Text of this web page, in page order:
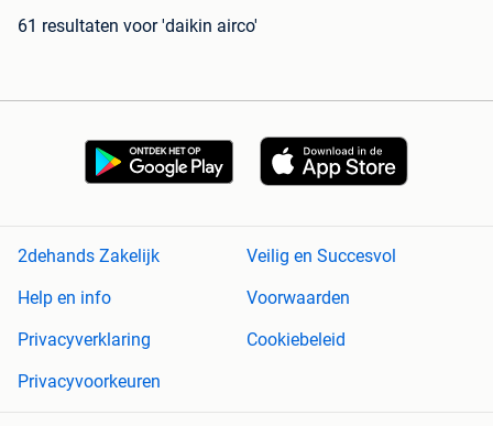
61 resultaten voor 'daikin airco'
2dehands Zakelijk
Veilig en Succesvol
Help en info
Voorwaarden
Privacyverklaring
Cookiebeleid
Privacyvoorkeuren